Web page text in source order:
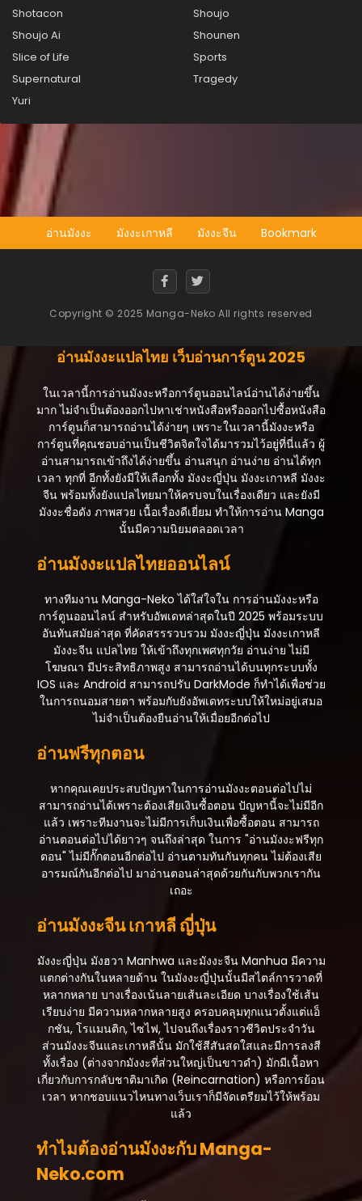
Shotacon
Shoujo
Shoujo Ai
Shounen
Slice of Life
Sports
Supernatural
Tragedy
Yuri
อ่านมังงะ มังงะเกาหลี มังงะจีน Bookmark
Copyright © 2025 Manga-Neko All rights reserved
อ่านมังงะแปลไทย เว็บอ่านการ์ตูน 2025
ในเวลานี้การอ่านมังงะหรือการ์ตูนออนไลน์อ่านได้ง่ายขึ้น
มาก ไม่จำเป็นต้องออกไปหาเช่าหนังสือหรือออกไปซื้อหนังสือ
การ์ตูนก็สามารถอ่านได้ง่ายๆ เพราะในเวลานี้มังงะหรือ
การ์ตูนที่คุณชอบอ่านเป็นชีวิตจิตใจได้มารวมไว้อยู่ที่นี่แล้ว ผู้
อ่านสามารถเข้าถึงได้ง่ายขึ้น อ่านสนุก อ่านง่าย อ่านได้ทุก
เวลา ทุกที่ อีกทั้งยังมีให้เลือกทั้ง มังงะญี่ปุ่น มังงะเกาหลี มังงะ
จีน พร้อมทั้งยังแปลไทยมาให้ครบจบในเรื่องเดียว และยังมี
มังงะชื่อดัง ภาพสวย เนื้อเรื่องดีเยี่ยม ทำให้การอ่าน Manga
นั้นมีความนิยมตลอดเวลา
อ่านมังงะแปลไทยออนไลน์
ทางทีมงาน Manga-Neko ได้ใส่ใจใน การอ่านมังงะหรือ
การ์ตูนออนไลน์ สำหรับอัพเดทล่าสุดในปี 2025 พร้อมระบบ
อันทันสมัยล่าสุด ที่คัดสรรรวบรวม มังงะญี่ปุ่น มังงะเกาหลี
มังงะจีน แปลไทย ให้เข้าถึงทุกเพศทุกวัย อ่านง่าย ไม่มี
โฆษณา มีประสิทธิภาพสูง สามารถอ่านได้บนทุกระบบทั้ง
IOS และ Android สามารถปรับ DarkMode ก็ทำได้เพื่อช่วย
ในการถนอมสายตา พร้อมกับยังอัพเดทระบบให้ใหม่อยู่เสมอ
ไม่จำเป็นต้องยืนอ่านให้เมื่อยอีกต่อไป
อ่านฟรีทุกตอน
หากคุณเคยประสบปัญหาในการอ่านมังงะตอนต่อไปไม่
สามารถอ่านได้เพราะต้องเสียเงินซื้อตอน ปัญหานี้จะไม่มีอีก
แล้ว เพราะทีมงานจะไม่มีการเก็บเงินเพื่อซื้อตอน สามารถ
อ่านตอนต่อไปได้ยาวๆ จนถึงล่าสุด ในการ "อ่านมังงะฟรีทุก
ตอน" ไม่มีกั๊กตอนอีกต่อไป อ่านตามทันกันทุกคน ไม่ต้องเสีย
อารมณ์กันอีกต่อไป มาอ่านตอนล่าสุดด้วยกันกับพวกเรากัน
เถอะ
อ่านมังงะจีน เกาหลี ญี่ปุ่น
มังงะญี่ปุ่น มังฮวา Manhwa และมังงะจีน Manhua มีความ
แตกต่างกันในหลายด้าน ในมังงะญี่ปุ่นนั้นมีสไตล์การวาดที่
หลากหลาย บางเรื่องเน้นลายเส้นละเอียด บางเรื่องใช้เส้น
เรียบง่าย มีความหลากหลายสูง ครอบคลุมทุกแนวตั้งแต่แอ็
กชัน, โรแมนติก, ไซไฟ, ไปจนถึงเรื่องราวชีวิตประจำวัน
ส่วนมังงะจีนและเกาหลีนั้น มักใช้สีสันสดใสและมีการลงสี
ทั้งเรื่อง (ต่างจากมังงะที่ส่วนใหญ่เป็นขาวดำ) มักมีเนื้อหา
เกี่ยวกับการกลับชาติมาเกิด (Reincarnation) หรือการย้อน
เวลา หากชอบแนวไหนทางเว็บเราก็มีจัดเตรียมไว้ให้พร้อม
แล้ว
ทำไมต้องอ่านมังงะกับ Manga-
Neko.com